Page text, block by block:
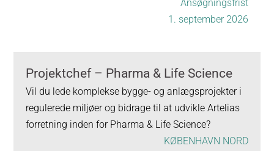
Ansøgningsfrist
1. september 2026
Projektchef – Pharma & Life Science
Vil du lede komplekse bygge- og anlægsprojekter i
regulerede miljøer og bidrage til at udvikle Artelias
forretning inden for Pharma & Life Science?
KØBENHAVN NORD